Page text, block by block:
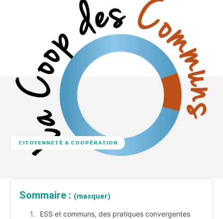
CITOYENNETÉ & COOPÉRATION
Sommaire : (masquer)
ESS et communs, des pratiques convergentes